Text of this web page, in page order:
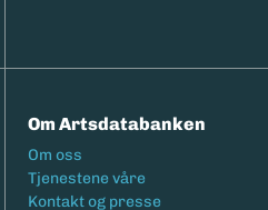
Om Artsdatabanken
Footermeny
Om oss
Tjenestene våre
Kontakt og presse